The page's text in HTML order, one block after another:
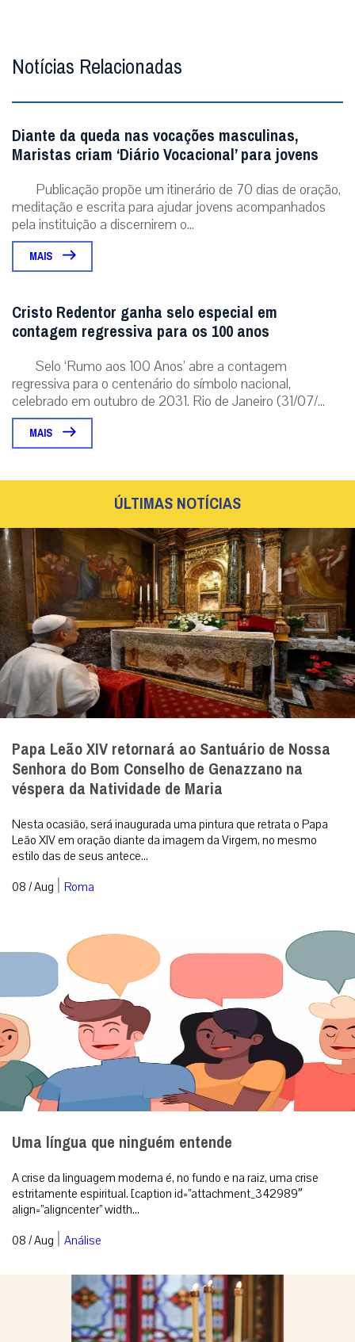
Notícias Relacionadas
Diante da queda nas vocações masculinas,
Maristas criam ‘Diário Vocacional’ para jovens
Publicação propõe um itinerário de 70 dias de oração,
meditação e escrita para ajudar jovens acompanhados
pela instituição a discernirem o...
MAIS
Cristo Redentor ganha selo especial em
contagem regressiva para os 100 anos
Selo ‘Rumo aos 100 Anos’ abre a contagem
regressiva para o centenário do símbolo nacional,
celebrado em outubro de 2031. Rio de Janeiro (31/07/...
MAIS
ÚLTIMAS NOTÍCIAS
Papa Leão XIV retornará ao Santuário de Nossa
Senhora do Bom Conselho de Genazzano na
véspera da Natividade de Maria
Nesta ocasião, será inaugurada uma pintura que retrata o Papa
Leão XIV em oração diante da imagem da Virgem, no mesmo
estilo das de seus antece...
08 / Aug | Roma
Uma língua que ninguém entende
A crise da linguagem moderna é, no fundo e na raiz, uma crise
estritamente espiritual. [caption id=”attachment_342989″
align=”aligncenter” width...
08 / Aug | Análise